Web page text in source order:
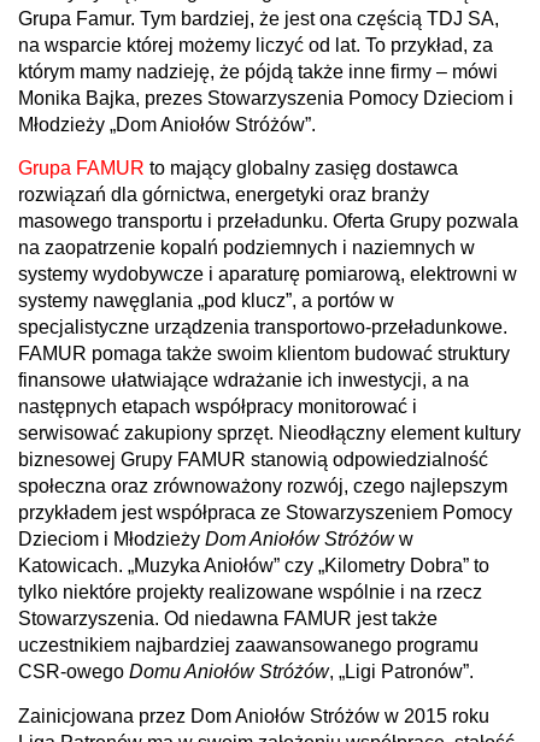
Grupa Famur. Tym bardziej, że jest ona częścią TDJ SA,
na wsparcie której możemy liczyć od lat. To przykład, za
którym mamy nadzieję, że pójdą także inne firmy – mówi
Monika Bajka, prezes Stowarzyszenia Pomocy Dzieciom i
Młodzieży „Dom Aniołów Stróżów”.
Grupa FAMUR to mający globalny zasięg dostawca
rozwiązań dla górnictwa, energetyki oraz branży
masowego transportu i przeładunku. Oferta Grupy pozwala
na zaopatrzenie kopalń podziemnych i naziemnych w
systemy wydobywcze i aparaturę pomiarową, elektrowni w
systemy nawęglania „pod klucz”, a portów w
specjalistyczne urządzenia transportowo-przeładunkowe.
FAMUR pomaga także swoim klientom budować struktury
finansowe ułatwiające wdrażanie ich inwestycji, a na
następnych etapach współpracy monitorować i
serwisować zakupiony sprzęt. Nieodłączny element kultury
biznesowej Grupy FAMUR stanowią odpowiedzialność
społeczna oraz zrównoważony rozwój, czego najlepszym
przykładem jest współpraca ze Stowarzyszeniem Pomocy
Dzieciom i Młodzieży Dom Aniołów Stróżóww
Katowicach. „Muzyka Aniołów” czy „Kilometry Dobra” to
tylko niektóre projekty realizowane wspólnie i na rzecz
Stowarzyszenia. Od niedawna FAMUR jest także
uczestnikiem najbardziej zaawansowanego programu
CSR-owego Domu Aniołów Stróżów, „Ligi Patronów”.
Zainicjowana przez Dom Aniołów Stróżów w 2015 roku